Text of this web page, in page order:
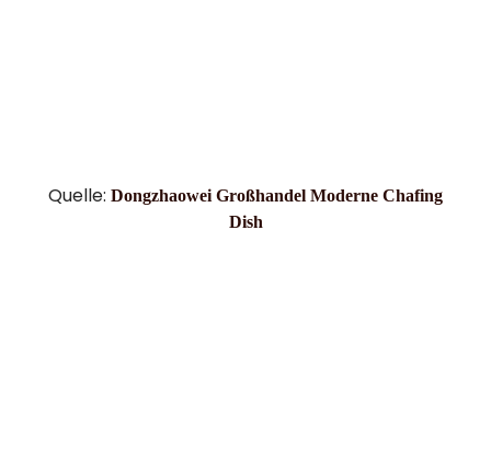
Quelle: Dongzhaowei Großhandel Moderne Chafing
Dish